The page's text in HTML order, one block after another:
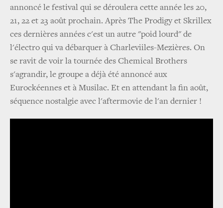
annoncé le festival qui se déroulera cette année les 20,
21, 22 et 23 août prochain. Après The Prodigy et Skrillex
ces dernières années c'est un autre "poid lourd" de
l'électro qui va débarquer à Charleviiles-Mezières. On
se ravit de voir la tournée des Chemical Brothers
s'agrandir, le groupe a déjà été annoncé aux
Eurockéennes et à Musilac. Et en attendant la fin août,
séquence nostalgie avec l'aftermovie de l'an dernier !